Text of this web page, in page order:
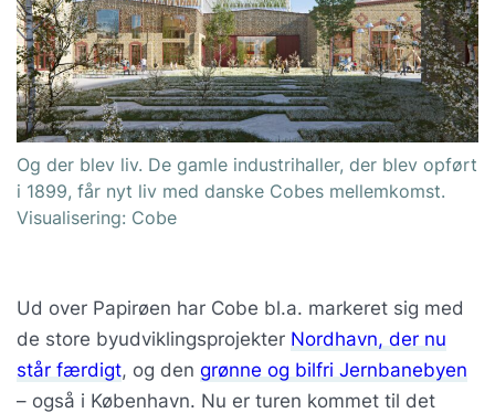
Og der blev liv. De gamle industrihaller, der blev opført
i 1899, får nyt liv med danske Cobes mellemkomst.
Visualisering: Cobe
Ud over Papirøen har Cobe bl.a. markeret sig med
de store byudviklingsprojekter Nordhavn, der nu
står færdigt, og den grønne og bilfri Jernbanebyen
– også i København. Nu er turen kommet til det